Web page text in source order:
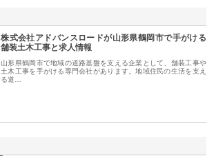
株式会社アドバンスロードが山形県鶴岡市で手がける
舗装土木工事と求人情報
山形県鶴岡市で地域の道路基盤を支える企業として、舗装工事や
土木工事を手がける専門会社があります。地域住民の生活を支え
る道…